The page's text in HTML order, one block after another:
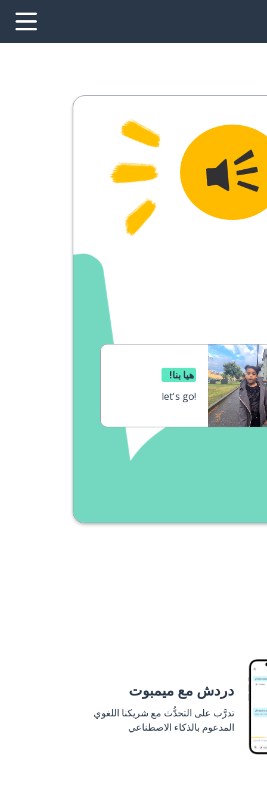
هيا بنا!
let's go!
دردش مع ميمبوت
تدرَّب على التحدُّث مع شريكنا اللغوي
المدعوم بالذكاء الاصطناعي